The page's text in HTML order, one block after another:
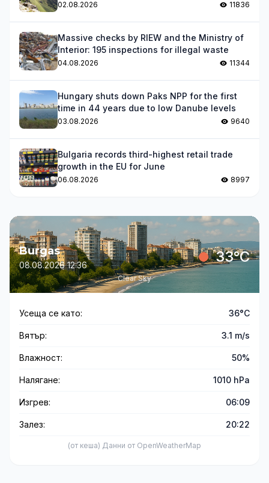
02.08.2026 11836
Massive checks by RIEW and the Ministry of
Interior: 195 inspections for illegal waste
04.08.2026 11344
Hungary shuts down Paks NPP for the first
time in 44 years due to low Danube levels
03.08.2026 9640
Bulgaria records third-highest retail trade
growth in the EU for June
06.08.2026 8997
Burgas
08.08.2026 12:36 33°C
Clear Sky
Усеща се като: 36°C
Вятър: 3.1 m/s
Влажност: 50%
Налягане: 1010 hPa
Изгрев: 06:09
Залез: 20:22
(от кеша) Данни от OpenWeatherMap